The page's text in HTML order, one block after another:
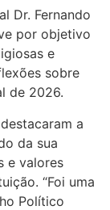
Dr. Fernando
por objetivo
e
sobre
de 2026.
a
da sua
e valores
“Foi uma
Político